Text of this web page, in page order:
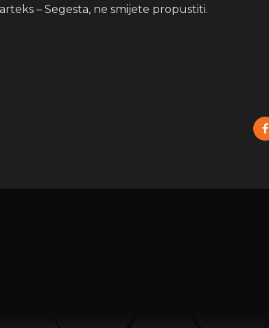
– Segesta, ne smijete propustiti.